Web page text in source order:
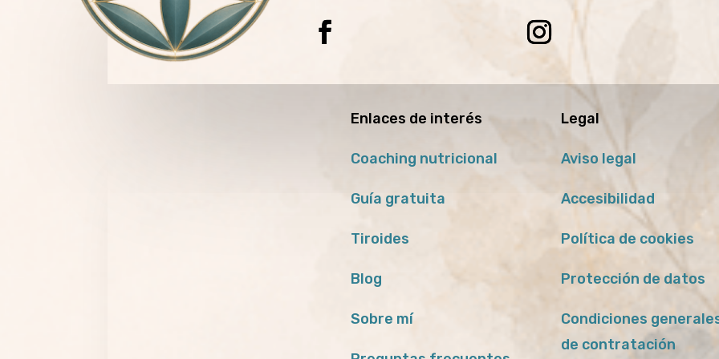
Enlaces de interés
Coaching nutricional
Guía gratuita
Tiroides
Blog
Sobre mí
Legal
Aviso legal
Accesibilidad
Política de cookies
Protección de datos
Condiciones
de contratación